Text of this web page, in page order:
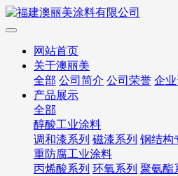
网站首页
关于澳丽美
全部 公司简介 公司荣誉 企
产品展示
全部
醇酸工业涂料
调和漆系列 磁漆系列 钢结构
重防腐工业涂料
丙烯酸系列 环氧系列 聚氨酯